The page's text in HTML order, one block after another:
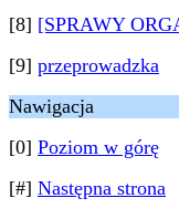
[8] [SPRAWY
[9] przeprowadzka
Nawigacja
[0] Poziom w górę
[#] Następna strona